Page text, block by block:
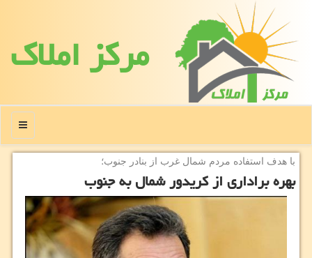
مركز املاك
منو
با هدف استفاده مردم شمال غرب از بنادر جنوب؛
بهره براداری از كریدور شمال به جنوب